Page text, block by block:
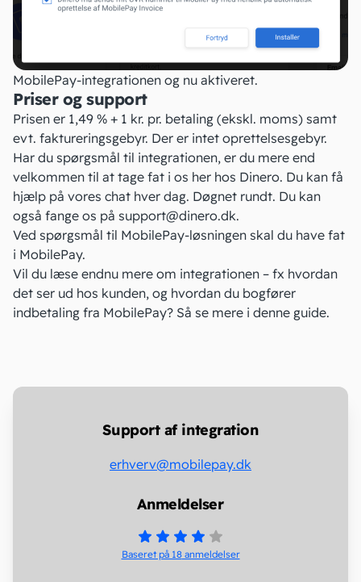
MobilePay-integrationen og nu aktiveret.
Priser og support
Prisen er 1,49 % + 1 kr. pr. betaling (ekskl. moms) samt
evt. faktureringsgebyr. Der er intet oprettelsesgebyr.
Har du spørgsmål til integrationen, er du mere end
velkommen til at tage fat i os her hos Dinero. Du kan få
hjælp på vores chat hver dag. Døgnet rundt. Du kan
også fange os på support@dinero.dk.
Ved spørgsmål til MobilePay-løsningen skal du have fat
i MobilePay.
Vil du læse endnu mere om integrationen – fx hvordan
det ser ud hos kunden, og hvordan du bogfører
indbetaling fra MobilePay? Så se mere i denne guide.
Support af integration
erhverv@mobilepay.dk
Anmeldelser
Baseret på 18anmeldelser